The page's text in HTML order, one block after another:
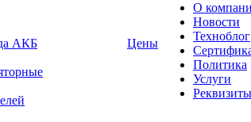
АКБ Цены
О
Новости
Техноблог
Политика
Услуги
Реквизиты